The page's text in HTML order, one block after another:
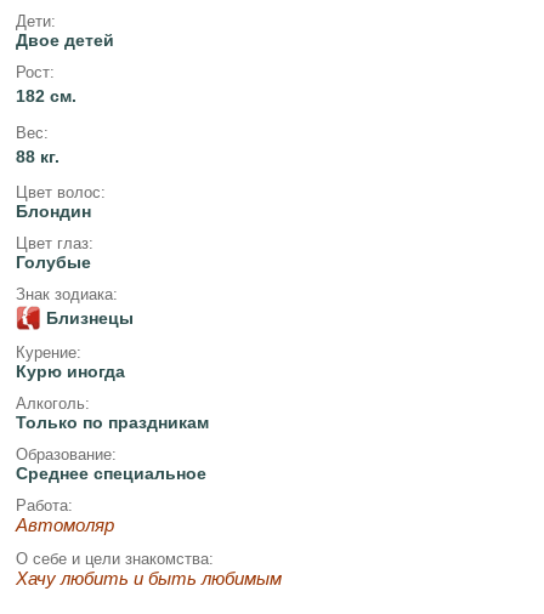
Дети:
Двое детей
Рост:
182 см.
Вес:
88 кг.
Цвет волос:
Блондин
Цвет глаз:
Голубые
Знак зодиака:
Близнецы
Курение:
Курю иногда
Алкоголь:
Только по праздникам
Образование:
Среднее специальное
Работа:
Автомоляр
О себе и цели знакомства:
Хачу любить и быть любимым